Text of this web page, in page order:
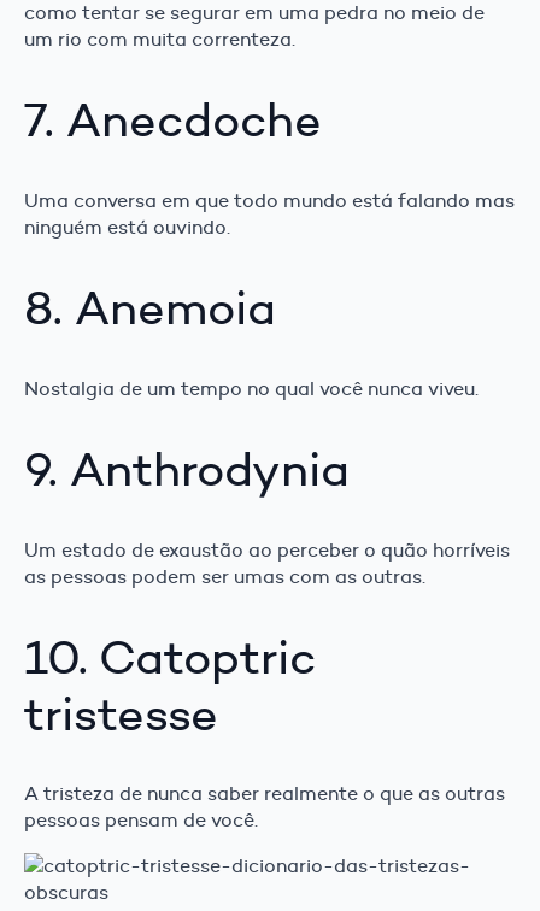
como tentar se segurar em uma pedra no meio de
um rio com muita correnteza.
7. Anecdoche
Uma conversa em que todo mundo está falando mas
ninguém está ouvindo.
8. Anemoia
Nostalgia de um tempo no qual você nunca viveu.
9. Anthrodynia
Um estado de exaustão ao perceber o quão horríveis
as pessoas podem ser umas com as outras.
10. Catoptric
tristesse
A tristeza de nunca saber realmente o que as outras
pessoas pensam de você.